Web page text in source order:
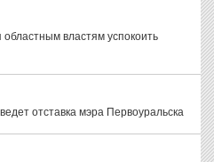
областным властям успокоить
отставка мэра Первоуральска